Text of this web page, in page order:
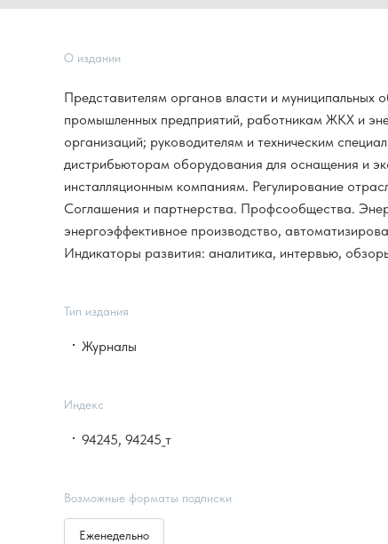
О издании
Представителям органов власти и муниципальных
промышленных предприятий, работникам ЖКХ и
организаций; руководителям и техническим
дистрибьюторам оборудования для оснащения и
инсталляционным компаниям. Регулирование
Соглашения и партнерства. Профсообщества.
энергоэффективное производство,
Индикаторы развития: аналитика, интервью,
Тип издания
Журналы
Индекс
94245, 94245_т
Возможные форматы подписки
Еженедельно